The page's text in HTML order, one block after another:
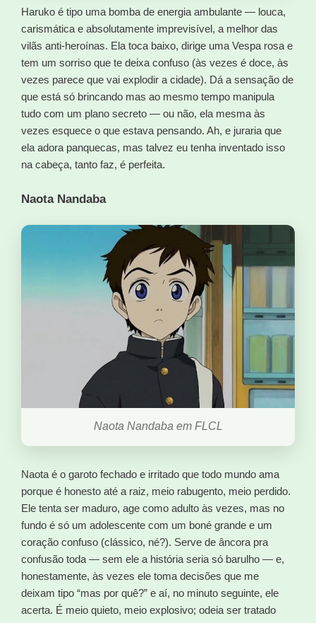
Haruko é tipo uma bomba de energia ambulante — louca,
carismática e absolutamente imprevisível, a melhor das
vilãs anti-heroínas. Ela toca baixo, dirige uma Vespa rosa e
tem um sorriso que te deixa confuso (às vezes é doce, às
vezes parece que vai explodir a cidade). Dá a sensação de
que está só brincando mas ao mesmo tempo manipula
tudo com um plano secreto — ou não, ela mesma às
vezes esquece o que estava pensando. Ah, e juraria que
ela adora panquecas, mas talvez eu tenha inventado isso
na cabeça, tanto faz, é perfeita.
Naota Nandaba
Naota Nandaba em FLCL
Naota é o garoto fechado e irritado que todo mundo ama
porque é honesto até a raiz, meio rabugento, meio perdido.
Ele tenta ser maduro, age como adulto às vezes, mas no
fundo é só um adolescente com um boné grande e um
coração confuso (clássico, né?). Serve de âncora pra
confusão toda — sem ele a história seria só barulho — e,
honestamente, às vezes ele toma decisões que me
deixam tipo “mas por quê?” e aí, no minuto seguinte, ele
acerta. É meio quieto, meio explosivo; odeia ser tratado